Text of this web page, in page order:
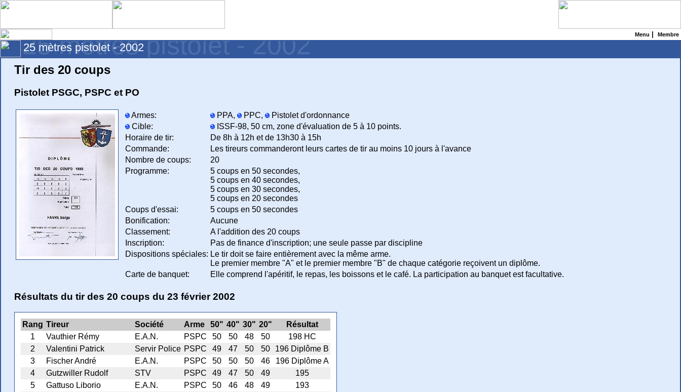
Menu Membre
25 mètres pistolet - 2002
25 mètres pistolet - 2002
Tir des 20 coups
Pistolet PSGC, PSPC et PO
Armes: PPA, PPC,
Pistolet d'ordonnance
Cible:
ISSF-98, 50 cm, zone d'évaluation de 5 à 10 points.
Horaire de tir:
De 8h à 12h et de 13h30 à 15h
Commande:
Les tireurs commanderont leurs cartes de tir au moins 10 jours à l'avance
Nombre de coups:
20
Programme:
5 coups en 50 secondes,
5 coups en 40 secondes,
5 coups en 30 secondes,
5 coups en 20 secondes
Coups d'essai:
5 coups en 50 secondes
Bonification:
Aucune
Classement:
A l'addition des 20 coups
Inscription:
Pas de finance d'inscription; une seule passe par discipline
Dispositions spéciales: Le tir doit se faire entièrement avec la même arme.
Le premier membre "A" et le premier membre "B" de chaque catégorie reçoivent un diplôme.
Carte de banquet:
Elle comprend l'apéritif, le repas, les boissons et le café. La participation au banquet est facultative.
Résultats du tir des 20 coups du 23 février 2002
Rang Tireur Société Arme 50" 40" 30" 20"
Résultat
1
Vauthier Rémy E.A.N. PSPC 50 50 48 50
198 HC
2
Valentini Patrick Servir Police PSPC 49 47 50 50
196 Diplôme B
3
Fischer André E.A.N. PSPC 50 50 50 46
196 Diplôme A
4
Gutzwiller Rudolf STV PSPC 49 47 50 49
195
5
Gattuso Liborio E.A.N. PSPC 50 46 48 49
193